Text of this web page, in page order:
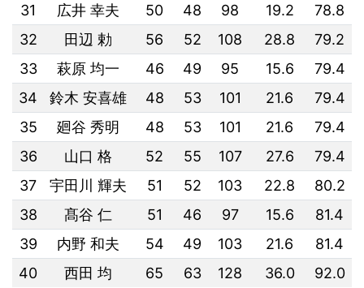
31
広井 幸夫 50 48 98 19.2
78.8
32
田辺 勅 56 52 108 28.8
79.2
33
萩原 均一 46 49 95 15.6
79.4
34
鈴木 安喜雄 48 53 101 21.6
79.4
35
廻谷 秀明 48 53 101 21.6
79.4
36
山口 格 52 55 107 27.6
79.4
37
宇田川 輝夫 51 52 103 22.8
80.2
38
髙谷 仁 51 46 97 15.6
81.4
39
内野 和夫 54 49 103 21.6
81.4
40
西田 均 65 63 128 36.0 92.0